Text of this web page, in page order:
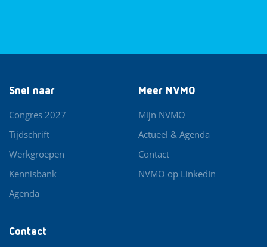
Contact
Snel naar
Congres 2027
Tijdschrift
Werkgroepen
Kennisbank
Agenda
Meer NVMO
Mijn NVMO
Actueel & Agenda
Contact
NVMO op LinkedIn